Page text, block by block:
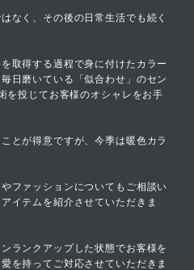
なく、その後の日常生活でも続く
取得する過程で身に付けたカラー
日磨いている「似合わせ」のセン
を投じてお客様のオシャレをお手
とが得意ですが、今季は暖色カラ
ファッションについてもご相談い
イテムを紹介させていただきま
ランクアップした状態でお客様を
を持ってご対応させていただきま